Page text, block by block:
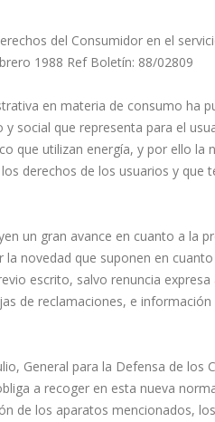
del Consumidor en el
1988 Ref Boletín: 88/02809
en materia de consumo ha
social que representa para el
que utilizan energía, y por ello la
derechos de los usuarios y que
un gran avance en cuanto a la
novedad que suponen en cuanto
escrito, salvo renuncia expresa
de reclamaciones, e información
General para la Defensa de los
a recoger en esta nueva
de los aparatos mencionados,